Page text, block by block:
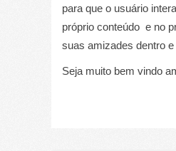
para que o usuário
próprio conteúdo e no
suas amizades dentro e
Seja muito bem vindo